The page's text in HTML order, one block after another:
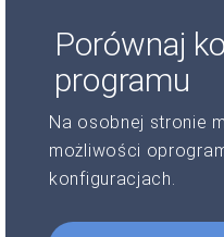
Porównaj
programu
Na osobnej stronie
możliwości
konfiguracjach.